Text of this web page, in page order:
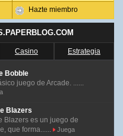
Hazte miembro
Casino Estrategia
Bobble
juego de Arcade. ......
Blazers
Blazers es un juego de
que forma......
Juega